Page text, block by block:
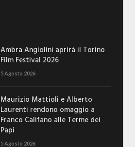
Ambra Angiolini aprirà il Torino
Film Festival 2026
5 Agosto 2026
Maurizio Mattioli e Alberto
Laurenti rendono omaggio a
Franco Califano alle Terme dei
Papi
5 Agosto 2026